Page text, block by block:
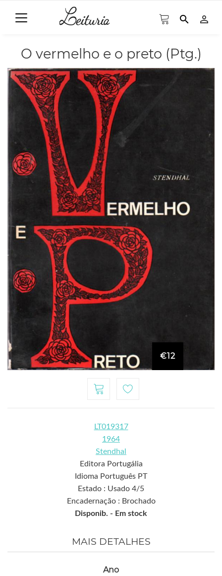
search person_outline
O vermelho e o preto (Ptg.)
€12
LT019317
1964
Stendhal
Editora Portugália
Idioma Português PT
Estado : Usado 4/5
Encadernação : Brochado
Disponib. - Em stock
MAIS DETALHES
Ano